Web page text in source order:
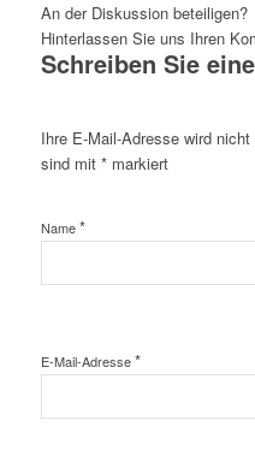
An der Diskussion beteiligen?
Hinterlassen Sie uns Ihren
Schreiben Sie
Ihre E-Mail-Adresse wird
sind mit *markiert
Name*
E-Mail-Adresse*